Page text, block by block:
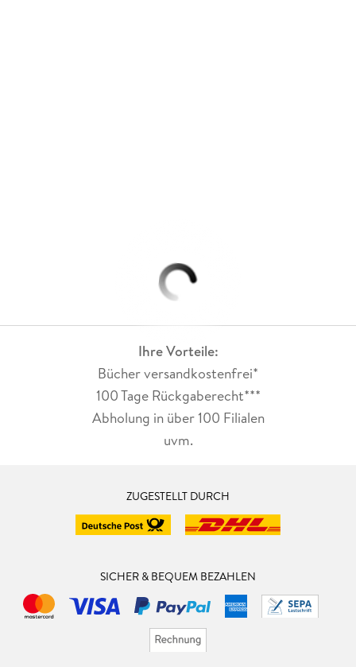
Ihre Vorteile:
Bücher versandkostenfrei*
100 Tage Rückgaberecht***
Abholung in über 100 Filialen
uvm.
ZUGESTELLT DURCH
SICHER & BEQUEM BEZAHLEN